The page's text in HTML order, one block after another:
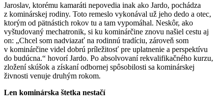
Jaroslav, ktorému kamaráti nepovedia inak ako Jardo, pochádza
z kominárskej rodiny. Toto remeslo vykonával už jeho dedo a otec,
ktorým od pätnástich rokov tu a tam vypomáhal. Neskôr, ako
vyštudovaný mechatronik, si ku kominárčine znovu našiel cestu aj
on: „Chcel som nadviazať na rodinnú tradíciu, zároveň som
v kominárčine videl dobrú príležitosť pre uplatnenie a perspektívu
do budúcna.“ hovorí Jardo. Po absolvovaní rekvalifikačného kurzu,
zložení skúšok a získaní odbornej spôsobilosti sa kominárskej
živnosti venuje druhým rokom.
Len kominárska štetka nestačí